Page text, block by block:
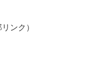
ンク）